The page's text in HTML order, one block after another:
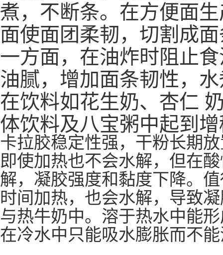
煮，不断条。在方便面
面使面团柔韧，切割成
一方面，在油炸时阻止
油腻，增加面条韧性，
在饮料如花生奶、杏仁
体饮料及八宝粥中起到
卡拉胶稳定性强，干粉长期
即使加热也不会水解，但在
解，凝胶强度和黏度下降。
时间加热，也会水解，导致
与热牛奶中。溶于热水中能
在冷水中只能吸水膨胀而不